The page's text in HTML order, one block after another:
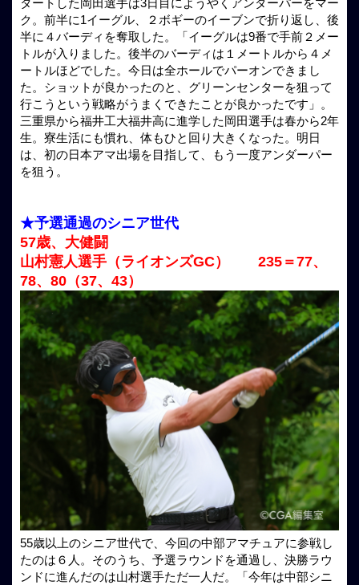
タートした岡田選手は3日目にようやくアンダーパーをマー
ク。前半に1イーグル、２ボギーのイーブンで折り返し、後
半に４バーディを奪取した。「イーグルは9番で手前２メー
トルが入りました。後半のバーディは１メートルから４メ
ートルほどでした。今日は全ホールでパーオンできまし
た。ショットが良かったのと、グリーンセンターを狙って
行こうという戦略がうまくできたことが良かったです」。
三重県から福井工大福井高に進学した岡田選手は春から2年
生。寮生活にも慣れ、体もひと回り大きくなった。明日
は、初の日本アマ出場を目指して、もう一度アンダーパー
を狙う。
★予選通過のシニア世代
57歳、大健闘
山村憲人選手（ライオンズGC） 235＝77、
78、80（37、43）
55歳以上のシニア世代で、今回の中部アマチュアに参戦し
たのは６人。そのうち、予選ラウンドを通過し、決勝ラウ
ンドに進んだのは山村選手ただ一人だ。「今年は中部シニ